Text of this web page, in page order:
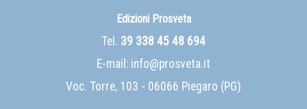
Edizioni Prosveta
Tel. 39 338 45 48 694
E-mail: info@prosveta.it
Voc. Torre, 103 - 06066 Piegaro (PG)